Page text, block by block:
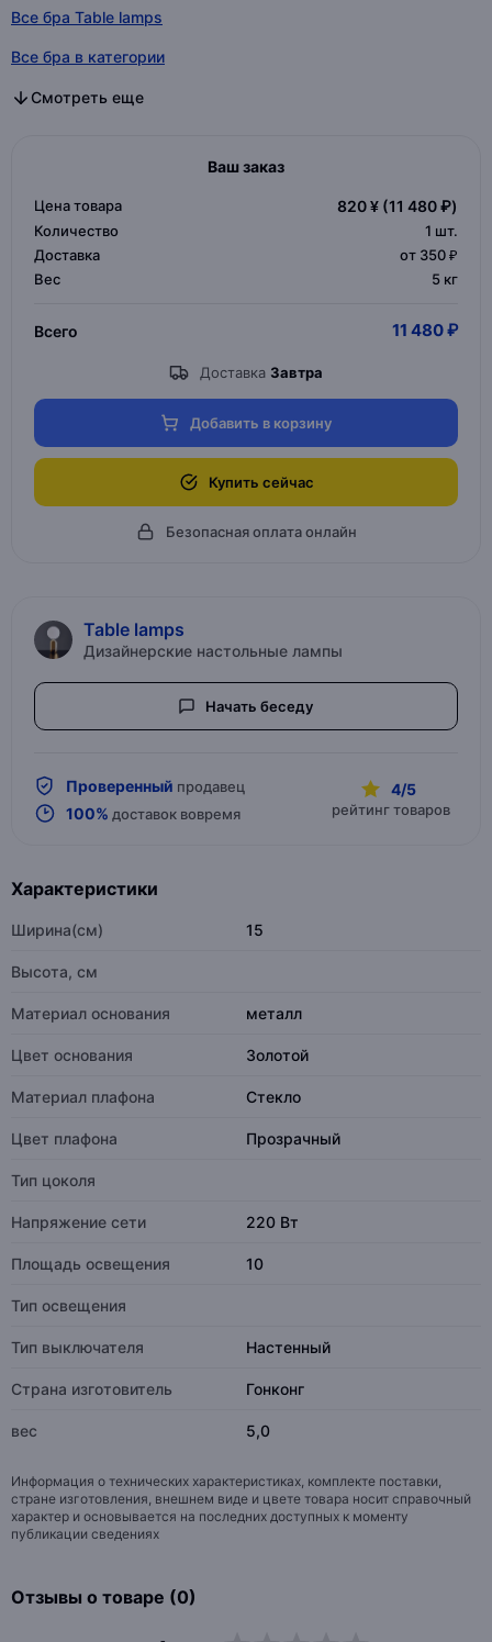
Все бра Table lamps
Все бра в категории
Все бра светодиодные в категории
Все бра в категории
Смотреть еще
Ваш заказ
Цена товара 820 ¥ (11 480 ₽)
Количество 1 шт.
Доставка
от 350 ₽
Вес
5 кг
Всего 11 480 ₽
Доставка Завтра
Добавить в корзину
Купить сейчас
Безопасная оплата онлайн
Table lamps
Дизайнерские настольные лампы
Начать беседу
Проверенный продавец
100% доставок вовремя
4/5
рейтинг товаров
Характеристики
Ширина(см) 15
Высота, см
Материал основания металл
Цвет основания Золотой
Материал плафона Стекло
Цвет плафона Прозрачный
Тип цоколя
Напряжение сети 220 Вт
Площадь освещения 10
Тип освещения
Тип выключателя Настенный
Страна изготовитель Гонконг
вес 5,0
Информация о технических характеристиках, комплекте поставки,
стране изготовления, внешнем виде и цвете товара носит справочный
характер и основывается на последних доступных к моменту
публикации сведениях
Отзывы о товаре (0)